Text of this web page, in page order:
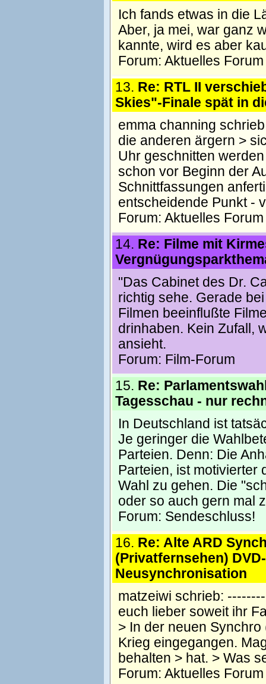
Ich fands etwas in die
Aber, ja mei, war ganz
kannte, wird es aber
Forum: Aktuelles Forum
13. Re: RTL II
Skies"-Finale spät in
emma channing
die anderen ärgern >
Uhr geschnitten
schon vor Beginn der
Schnittfassungen
entscheidende Punkt -
Forum: Aktuelles Forum
14. Re: Filme mit
"Das Cabinet des Dr.
richtig sehe. Gerade
Filmen beeinflußte
drinhaben. Kein Zufall,
ansieht.
Forum: Film-Forum
15. Re:
Tagesschau - nur
In Deutschland ist
Je geringer die
Parteien. Denn: Die
Parteien, ist motivierter
Wahl zu gehen. Die
oder so auch gern mal
Forum: Sendeschluss!
16. Re: Alte ARD
(Privatfernsehen) DVD-
Neusynchronisation
matzeiwi schrieb:
euch lieber soweit ihr
> In der neuen
Krieg eingegangen.
behalten > hat. > Was
Forum: Aktuelles Forum